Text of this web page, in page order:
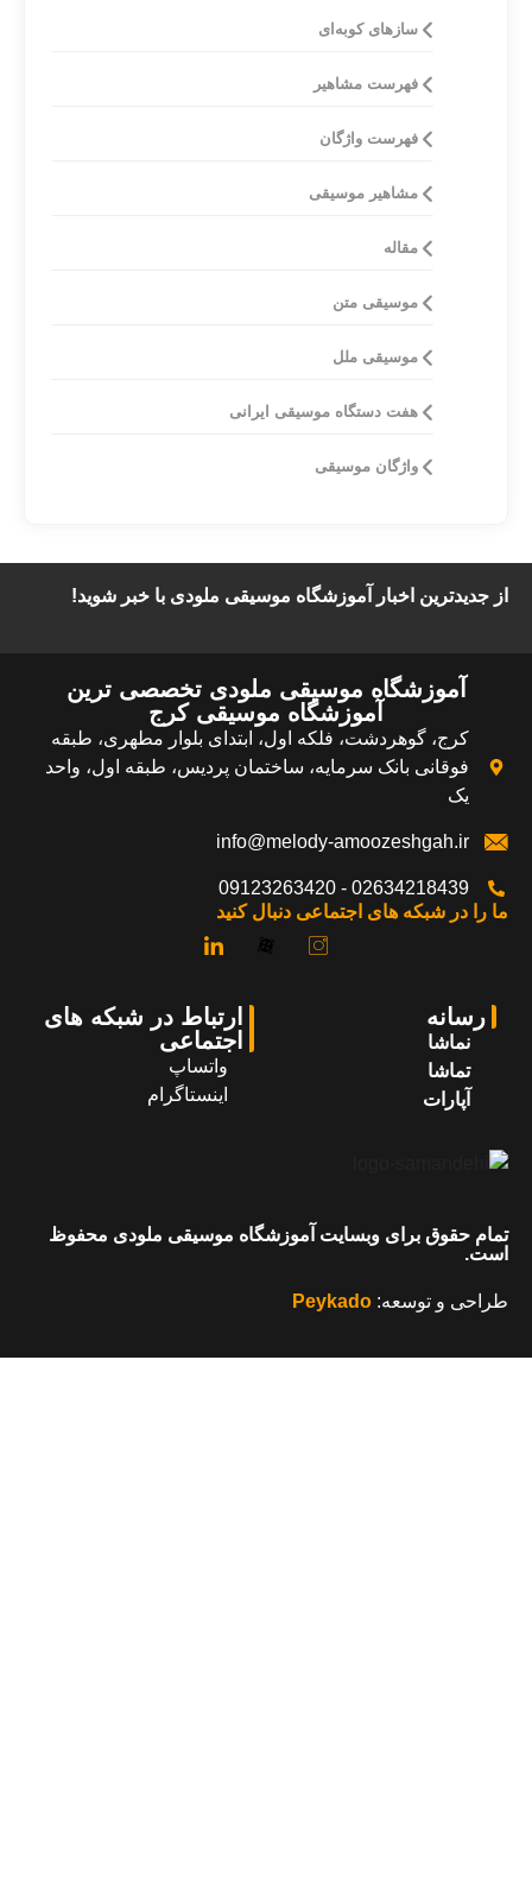
سازهای کوبه‌ای
فهرست مشاهیر
فهرست واژگان
مشاهیر موسیقی
مقاله
موسیقی متن
موسیقی ملل
هفت دستگاه موسیقی ایرانی
واژگان موسیقی
از جدیدترین اخبار آموزشگاه موسیقی ملودی با خبر شوید!​
آموزشگاه موسیقی ملودی تخصصی ترین
آموزشگاه موسیقی کرج​
کرج، گوهردشت، فلکه اول، ابتدای بلوار مطهری، طبقه
فوقانی بانک سرمایه، ساختمان پردیس، طبقه اول، واحد
یک
info@melody-amoozeshgah.ir
02634218439 - 09123263420
ما را در شبکه های اجتماعی دنبال کنید
رسانه
نماشا
تماشا
آپارات
ارتباط در شبکه های
اجتماعی
واتساپ
اینستاگرام
تمام حقوق برای وبسایت آموزشگاه موسیقی ملودی محفوظ
است.
طراحی و توسعه: Peykado